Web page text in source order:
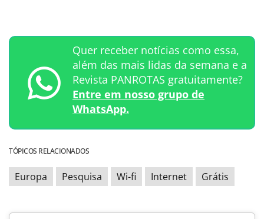
Quer receber notícias como essa,
além das mais lidas da semana e a
Revista PANROTAS gratuitamente?
Entre em nosso grupo de
WhatsApp.
TÓPICOS RELACIONADOS
Europa Pesquisa Wi-fi Internet Grátis